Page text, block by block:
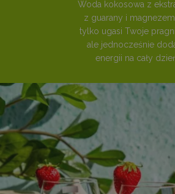
Woda kokosowa z
z guarany i
tylko ugasi Twoje
ale jednocześnie
energii na cały